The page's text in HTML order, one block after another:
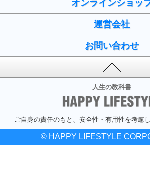
オンラインショッ
運営会社
お問い合わせ
人生の教科書
ご自身の責任のもと、安全性・有用性を考慮
© HAPPY LIFESTYLE